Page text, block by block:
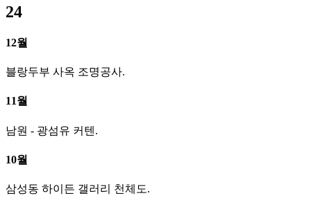
24
12월
블랑두부 사옥 조명공사.
11월
남원 - 광섬유 커텐.
10월
삼성동 하이든 갤러리 천체도.